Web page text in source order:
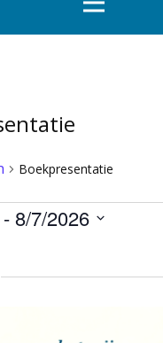
Boekpresentatie
8/7/2026